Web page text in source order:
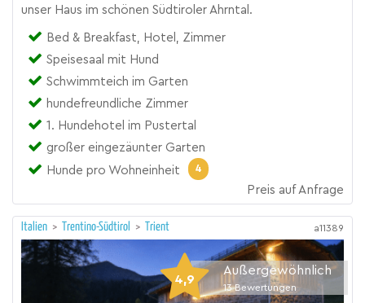
unser Haus im schönen Südtiroler Ahrntal.
Bed & Breakfast, Hotel, Zimmer
Speisesaal mit Hund
Schwimmteich im Garten
hundefreundliche Zimmer
1. Hundehotel im Pustertal
großer eingezäunter Garten
Hunde pro Wohneinheit
4
Preis auf Anfrage
Italien > Trentino-Südtirol > Trient a11389
4,9
Außergewöhnlich
13 Bewertungen